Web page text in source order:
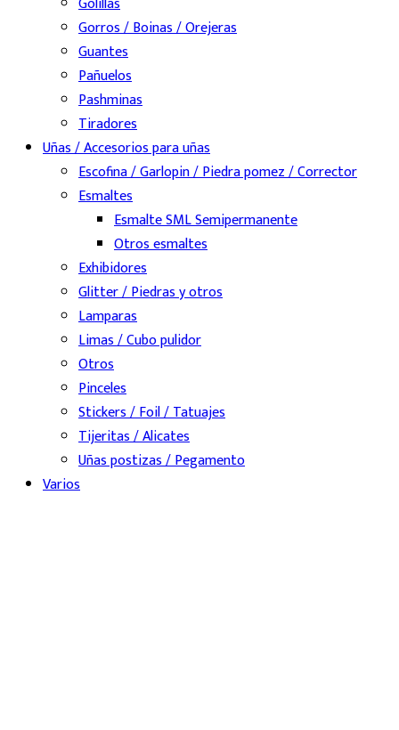
Gorros / Boinas / Orejeras
Guantes
Pañuelos
Pashminas
Tiradores
Uñas / Accesorios para uñas
Escofina / Garlopin / Piedra pomez / Corrector
Esmaltes
Esmalte SML Semipermanente
Otros esmaltes
Exhibidores
Glitter / Piedras y otros
Lamparas
Limas / Cubo pulidor
Otros
Pinceles
Stickers / Foil / Tatuajes
Tijeritas / Alicates
Uñas postizas / Pegamento
Varios